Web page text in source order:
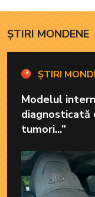
lipsește”
ȘTIRI MONDENE
ȘTIRI
Modelul
diagnosticată
tumori...”